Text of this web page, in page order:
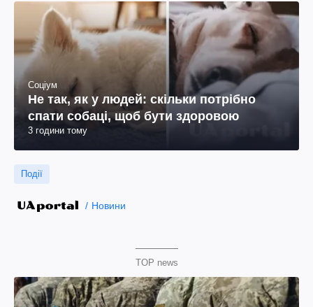
Соціум
Не так, як у людей: скільки потрібно
спати собаці, щоб бути здоровою
3 години тому
Події
Новини
TOP news